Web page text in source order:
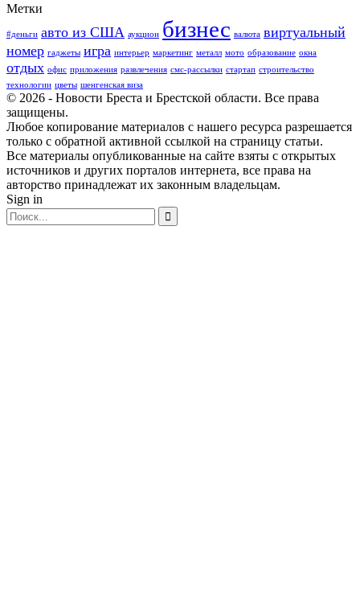
Метки
#деньги авто из США аукцион бизнес валюта виртуальный
номер гаджеты игра интерьер маркетинг металл мото образование окна
отдых офис приложения развлечения смс-рассылки стартап строительство
технологии цветы шенгенская виза
© 2026 - Новости Бреста и Брестской области. Все права
защищены.
Любое копирование материалов с нашего ресурса разрешается
только с обратной активной ссылкой на страницу статьи.
Все материалы опубликованные на сайте взяты с открытых
источников и других порталов интернета, все права на
авторство принадлежат их законным владельцам.
Sign in